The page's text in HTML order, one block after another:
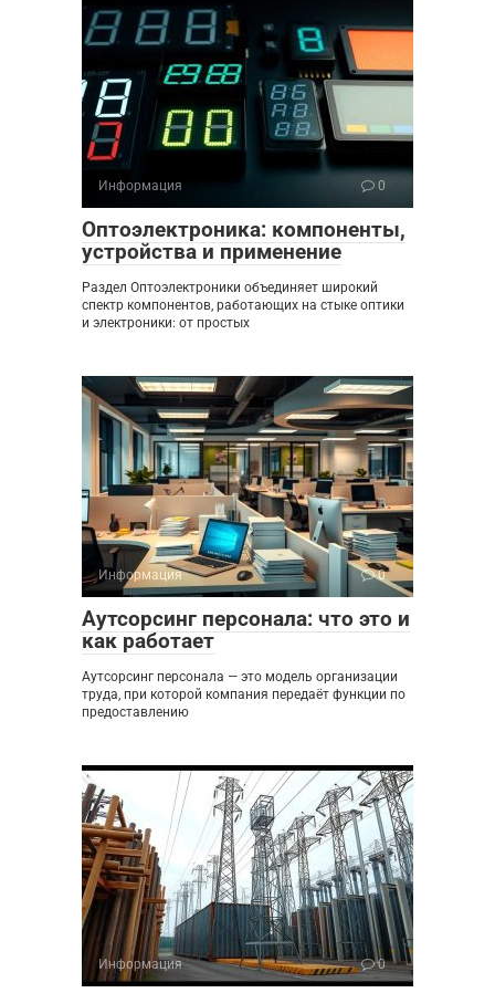
Информация 0
Оптоэлектроника: компоненты,
устройства и применение
Раздел Оптоэлектроники объединяет широкий
спектр компонентов, работающих на стыке оптики
и электроники: от простых
Информация 0
Аутсорсинг персонала: что это и
как работает
Аутсорсинг персонала — это модель организации
труда, при которой компания передаёт функции по
предоставлению
Информация 0